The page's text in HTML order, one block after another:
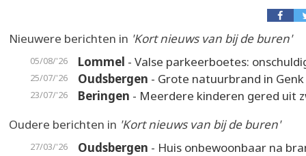
Nieuwere berichten in 'Kort nieuws van bij de buren'
05/08/'26 Lommel - Valse parkeerboetes:
25/07/'26 Oudsbergen - Grote natuurbrand in Genk
23/07/'26 Beringen - Meerdere kinderen gered uit
Oudere berichten in 'Kort nieuws van bij de buren'
27/03/'26 Oudsbergen - Huis onbewoonbaar na